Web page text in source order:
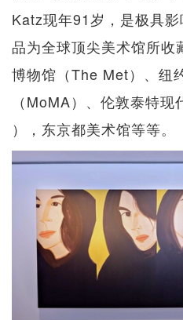
Katz现年91岁，是极具
品为全球顶尖美术馆所
博物馆（The Met）、纽
（MoMA）、伦敦泰特
），东京都美术馆等等。